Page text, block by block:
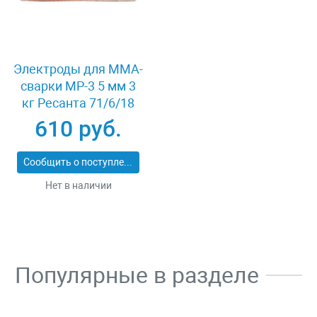
Электроды для MMA-
сварки МР-3 5 мм 3
кг Ресанта 71/6/18
610 руб.
Сообщить о поступлении
Нет в наличии
Популярные в разделе